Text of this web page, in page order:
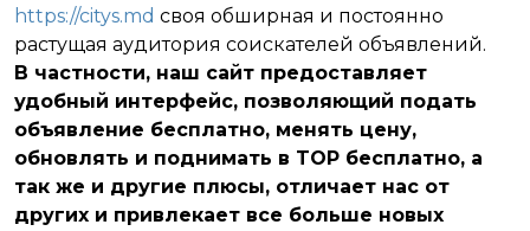
https://citys.md своя обширная и постоянно
растущая аудитория соискателей объявлений.
В частности, наш сайт предоставляет
удобный интерфейс, позволяющий подать
объявление бесплатно, менять цену,
обновлять и поднимать в TOP бесплатно, а
так же и другие плюсы, отличает нас от
других и привлекает все больше новых